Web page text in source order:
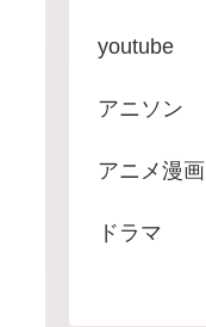
youtube
アニソン
アニメ漫画
ドラマ